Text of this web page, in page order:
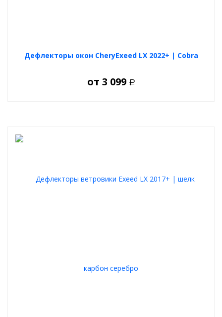
Дефлекторы окон CheryExeed LX 2022+ | Cobra
от 3 099 Р